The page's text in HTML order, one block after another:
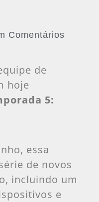
Comentários
de
hoje
5:
essa
de novos
incluindo um
e